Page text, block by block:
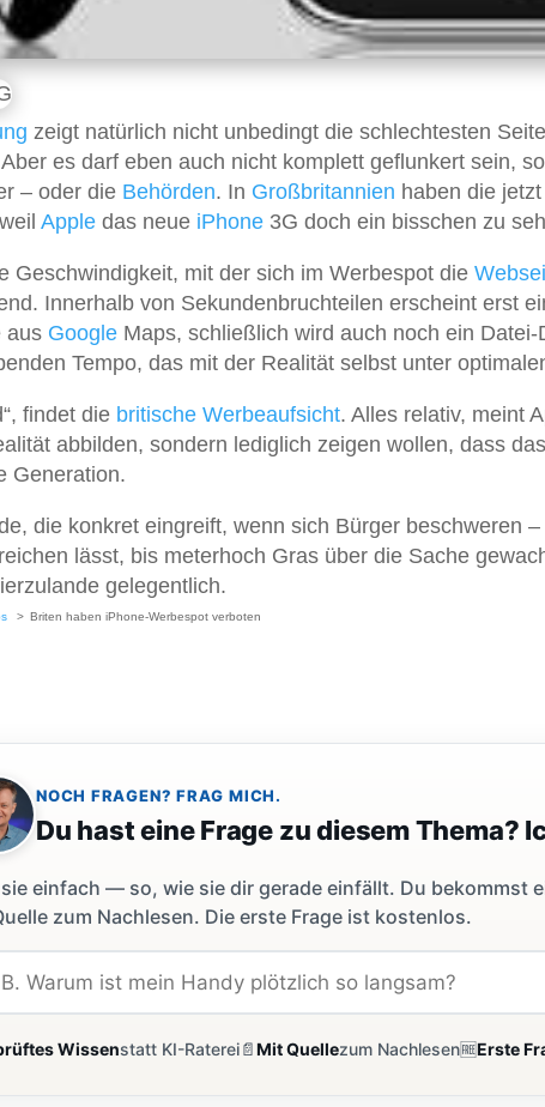
zeigt natürlich nicht unbedingt die schlechtesten
es darf eben auch nicht komplett geflunkert sein,
– oder die Behörden. In Großbritannien haben die
Apple das neue iPhone 3G doch ein bisschen zu
Geschwindigkeit, mit der sich im Werbespot die
Innerhalb von Sekundenbruchteilen erscheint erst
aus Google Maps, schließlich wird auch noch ein
Tempo, das mit der Realität selbst unter
findet die britische Werbeaufsicht. Alles relativ, meint
abbilden, sondern lediglich zeigen wollen, dass
Generation.
die konkret eingreift, wenn sich Bürger beschweren
lässt, bis meterhoch Gras über die Sache
gelegentlich.
Briten haben iPhone-Werbespot verboten
NOCH FRAGEN? FRAG MICH.
Du hast eine Frage zu diesem Thema?
einfach — so, wie sie dir gerade einfällt. Du bekommst
zum Nachlesen. Die erste Frage ist kostenlos.
Wissenstatt KI-Raterei📄Mit Quellezum Nachlesen🆓Erste